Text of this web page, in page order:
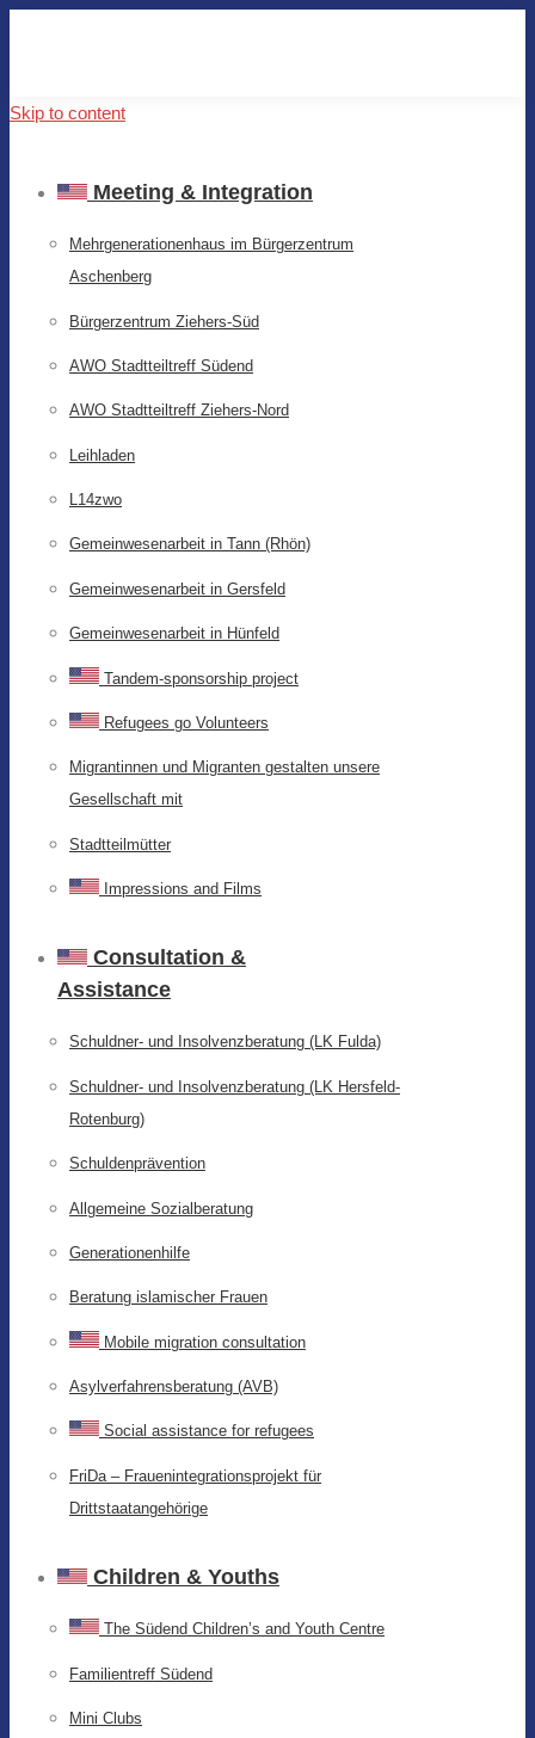
Skip to content
Meeting & Integration
Mehrgenerationenhaus im Bürgerzentrum
Aschenberg
Bürgerzentrum Ziehers-Süd
AWO Stadtteiltreff Südend
AWO Stadtteiltreff Ziehers-Nord
Leihladen
L14zwo
Gemeinwesenarbeit in Tann (Rhön)
Gemeinwesenarbeit in Gersfeld
Gemeinwesenarbeit in Hünfeld
Tandem-sponsorship project
Refugees go Volunteers
Migrantinnen und Migranten gestalten unsere
Gesellschaft mit
Stadtteilmütter
Impressions and Films
Consultation &
Assistance
Schuldner- und Insolvenzberatung (LK Fulda)
Schuldner- und Insolvenzberatung (LK Hersfeld-
Rotenburg)
Schuldenprävention
Allgemeine Sozialberatung
Generationenhilfe
Beratung islamischer Frauen
Mobile migration consultation
Asylverfahrensberatung (AVB)
Social assistance for refugees
FriDa – Frauenintegrationsprojekt für
Drittstaatangehörige
Children & Youths
The Südend Children’s and Youth Centre
Familientreff Südend
Mini Clubs